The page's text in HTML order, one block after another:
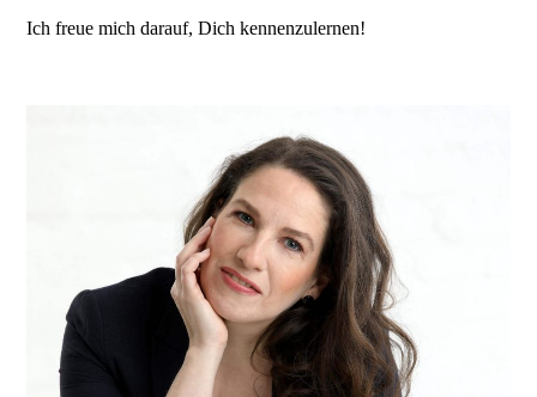
Ich freue mich darauf, Dich kennenzulernen!